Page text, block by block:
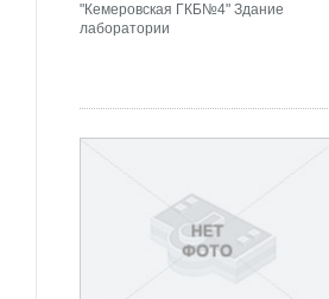
"Кемеровская ГКБ№4" Здание
лаборатории